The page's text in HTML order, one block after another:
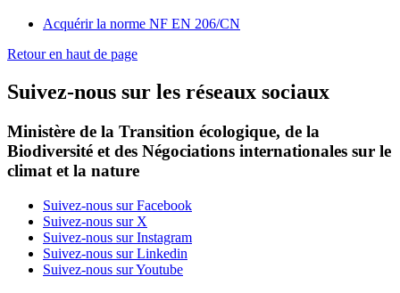
Acquérir la norme NF EN 206/CN
Retour en haut de page
Suivez-nous sur les réseaux sociaux
Ministère de la Transition écologique, de la
Biodiversité et des Négociations internationales sur le
climat et la nature
Suivez-nous sur Facebook
Suivez-nous sur X
Suivez-nous sur Instagram
Suivez-nous sur Linkedin
Suivez-nous sur Youtube